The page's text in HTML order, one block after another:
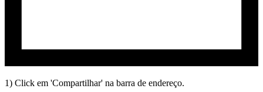
1) Click em 'Compartilhar' na barra de endereço.